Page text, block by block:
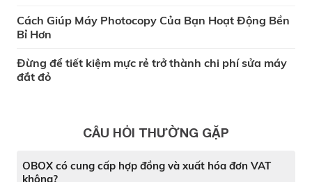
Cách Giúp Máy Photocopy Của Bạn Hoạt Động Bền
Bỉ Hơn
Đừng để tiết kiệm mực rẻ trở thành chi phí sửa máy
đắt đỏ
CÂU HỎI THƯỜNG GẶP
OBOX có cung cấp hợp đồng và xuất hóa đơn VAT
không?